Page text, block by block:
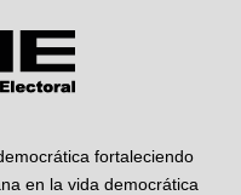
fortaleciendo
en la vida democrática